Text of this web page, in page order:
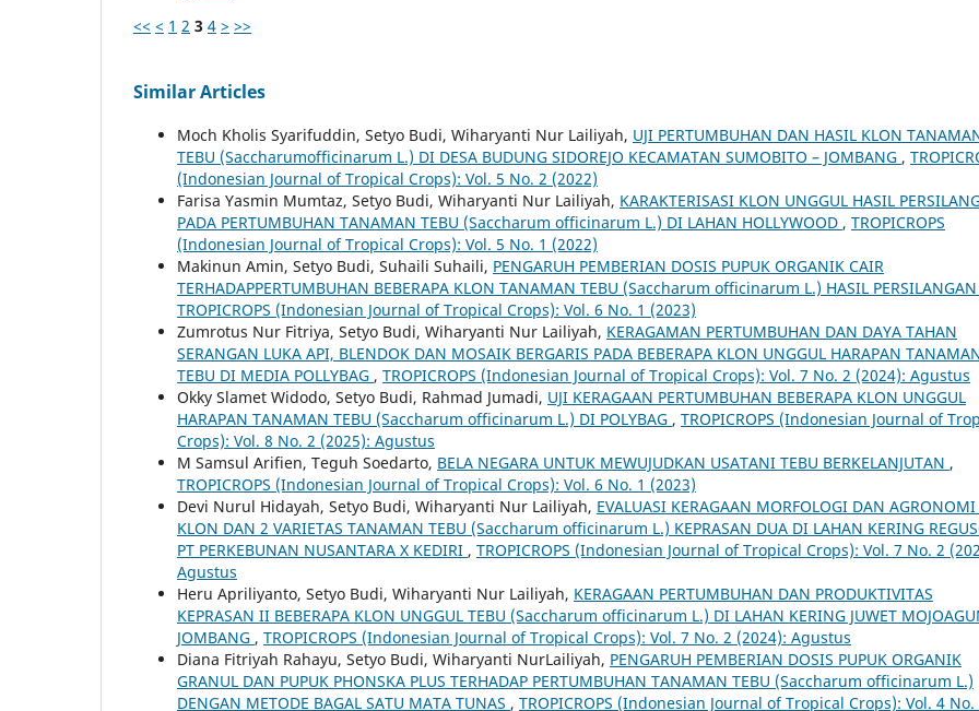
<< < 1 2 3 4 > >>
Similar Articles
Moch Kholis Syarifuddin, Setyo Budi, Wiharyanti Nur Lailiyah, UJI PERTUMBUHAN DAN HASIL KLON
TEBU (Saccharumofficinarum L.) DI DESA BUDUNG SIDOREJO KECAMATAN SUMOBITO – JOMBANG ,
(Indonesian Journal of Tropical Crops): Vol. 5 No. 2 (2022)
Farisa Yasmin Mumtaz, Setyo Budi, Wiharyanti Nur Lailiyah, KARAKTERISASI KLON UNGGUL HASIL
PADA PERTUMBUHAN TANAMAN TEBU (Saccharum officinarum L.) DI LAHAN HOLLYWOOD , TROPICROPS
(Indonesian Journal of Tropical Crops): Vol. 5 No. 1 (2022)
Makinun Amin, Setyo Budi, Suhaili Suhaili, PENGARUH PEMBERIAN DOSIS PUPUK ORGANIK CAIR
TERHADAPPERTUMBUHAN BEBERAPA KLON TANAMAN TEBU (Saccharum officinarum L.) HASIL PERSILANGAN
TROPICROPS (Indonesian Journal of Tropical Crops): Vol. 6 No. 1 (2023)
Zumrotus Nur Fitriya, Setyo Budi, Wiharyanti Nur Lailiyah, KERAGAMAN PERTUMBUHAN DAN DAYA TAHAN
SERANGAN LUKA API, BLENDOK DAN MOSAIK BERGARIS PADA BEBERAPA KLON UNGGUL HARAPAN
TEBU DI MEDIA POLLYBAG , TROPICROPS (Indonesian Journal of Tropical Crops): Vol. 7 No. 2 (2024): Agustus
Okky Slamet Widodo, Setyo Budi, Rahmad Jumadi, UJI KERAGAAN PERTUMBUHAN BEBERAPA KLON UNGGUL
HARAPAN TANAMAN TEBU (Saccharum officinarum L.) DI POLYBAG , TROPICROPS (Indonesian Journal of
Crops): Vol. 8 No. 2 (2025): Agustus
M Samsul Arifien, Teguh Soedarto, BELA NEGARA UNTUK MEWUJUDKAN USATANI TEBU BERKELANJUTAN ,
TROPICROPS (Indonesian Journal of Tropical Crops): Vol. 6 No. 1 (2023)
Devi Nurul Hidayah, Setyo Budi, Wiharyanti Nur Lailiyah, EVALUASI KERAGAAN MORFOLOGI DAN AGRONOMI
KLON DAN 2 VARIETAS TANAMAN TEBU (Saccharum officinarum L.) KEPRASAN DUA DI LAHAN KERING
PT PERKEBUNAN NUSANTARA X KEDIRI , TROPICROPS (Indonesian Journal of Tropical Crops): Vol. 7 No. 2
Agustus
Heru Apriliyanto, Setyo Budi, Wiharyanti Nur Lailiyah, KERAGAAN PERTUMBUHAN DAN PRODUKTIVITAS
KEPRASAN II BEBERAPA KLON UNGGUL TEBU (Saccharum officinarum L.) DI LAHAN KERING JUWET
JOMBANG , TROPICROPS (Indonesian Journal of Tropical Crops): Vol. 7 No. 2 (2024): Agustus
Diana Fitriyah Rahayu, Setyo Budi, Wiharyanti NurLailiyah, PENGARUH PEMBERIAN DOSIS PUPUK ORGANIK
GRANUL DAN PUPUK PHONSKA PLUS TERHADAP PERTUMBUHAN TANAMAN TEBU (Saccharum officinarum L.)
DENGAN METODE BAGAL SATU MATA TUNAS , TROPICROPS (Indonesian Journal of Tropical Crops): Vol. 4 No.